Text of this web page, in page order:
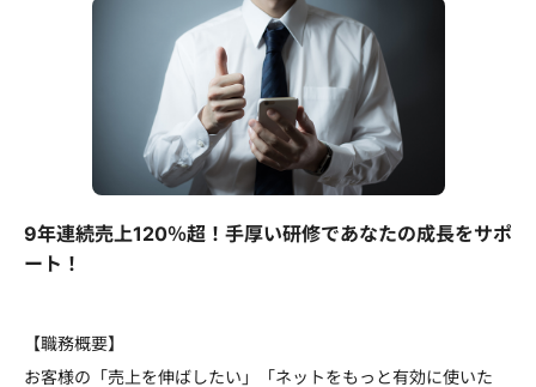
9年連続売上120％超！手厚い研修であなたの成長をサポ
ート！
【職務概要】
お客様の「売上を伸ばしたい」「ネットをもっと有効に使いた